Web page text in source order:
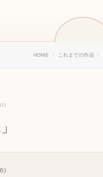
HOME これまでの作品